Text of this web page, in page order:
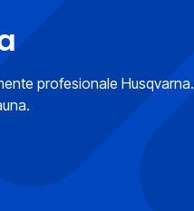
profesionale Husqvarna.